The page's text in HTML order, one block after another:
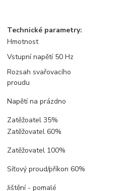
Technické parametry:
Hmotnost
Vstupní napětí 50 Hz
Rozsah svařovacího
proudu
Napětí na prázdno
Zatěžoatel 35%
Zatěžovatel 60%
Zatěžovatel 100%
Síťový proud/příkon 60%
Jištění - pomalé